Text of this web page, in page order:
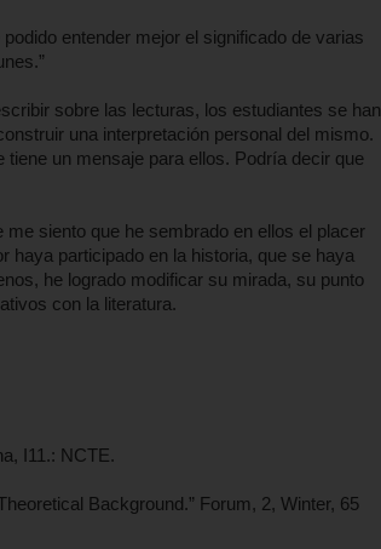
entender mejor el significado de varias
sobre las lecturas, los estudiantes se han
una interpretación personal del mismo.
un mensaje para ellos. Podría decir que
siento que he sembrado en ellos el placer
haya participado en la historia, que se haya
he logrado modificar su mirada, su punto
con la literatura.
I11.: NCTE.
Background.” Forum, 2, Winter, 65